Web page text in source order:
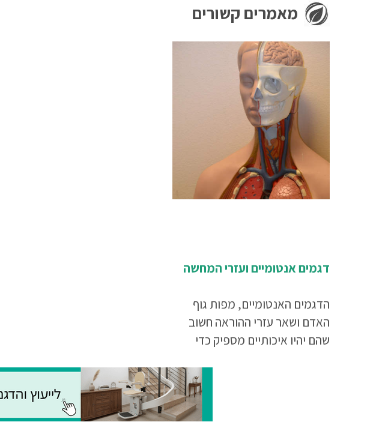
מאמרים קשורים
דגמים אנטומיים ועזרי המחשה
הדגמים האנטומיים, מפות גוף
האדם ושאר עזרי ההוראה חשוב
שהם יהיו איכותיים מספיק כדי